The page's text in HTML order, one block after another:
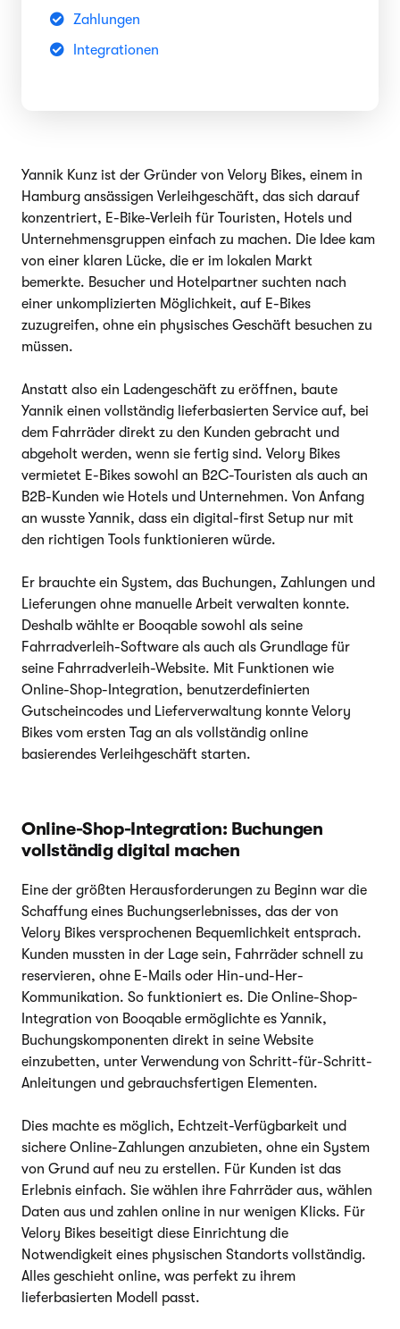
Zahlungen
Integrationen
Yannik Kunz ist der Gründer von Velory Bikes, einem in
Hamburg ansässigen Verleihgeschäft, das sich darauf
konzentriert, E-Bike-Verleih für Touristen, Hotels und
Unternehmensgruppen einfach zu machen. Die Idee kam
von einer klaren Lücke, die er im lokalen Markt
bemerkte. Besucher und Hotelpartner suchten nach
einer unkomplizierten Möglichkeit, auf E-Bikes
zuzugreifen, ohne ein physisches Geschäft besuchen zu
müssen.
Anstatt also ein Ladengeschäft zu eröffnen, baute
Yannik einen vollständig lieferbasierten Service auf, bei
dem Fahrräder direkt zu den Kunden gebracht und
abgeholt werden, wenn sie fertig sind. Velory Bikes
vermietet E-Bikes sowohl an B2C-Touristen als auch an
B2B-Kunden wie Hotels und Unternehmen. Von Anfang
an wusste Yannik, dass ein digital-first Setup nur mit
den richtigen Tools funktionieren würde.
Er brauchte ein System, das Buchungen, Zahlungen und
Lieferungen ohne manuelle Arbeit verwalten konnte.
Deshalb wählte er Booqable sowohl als seine
Fahrradverleih-Software als auch als Grundlage für
seine Fahrradverleih-Website. Mit Funktionen wie
Online-Shop-Integration, benutzerdefinierten
Gutscheincodes und Lieferverwaltung konnte Velory
Bikes vom ersten Tag an als vollständig online
basierendes Verleihgeschäft starten.
Online-Shop-Integration: Buchungen
vollständig digital machen
Eine der größten Herausforderungen zu Beginn war die
Schaffung eines Buchungserlebnisses, das der von
Velory Bikes versprochenen Bequemlichkeit entsprach.
Kunden mussten in der Lage sein, Fahrräder schnell zu
reservieren, ohne E-Mails oder Hin-und-Her-
Kommunikation. So funktioniert es. Die Online-Shop-
Integration von Booqable ermöglichte es Yannik,
Buchungskomponenten direkt in seine Website
einzubetten, unter Verwendung von Schritt-für-Schritt-
Anleitungen und gebrauchsfertigen Elementen.
Dies machte es möglich, Echtzeit-Verfügbarkeit und
sichere Online-Zahlungen anzubieten, ohne ein System
von Grund auf neu zu erstellen. Für Kunden ist das
Erlebnis einfach. Sie wählen ihre Fahrräder aus, wählen
Daten aus und zahlen online in nur wenigen Klicks. Für
Velory Bikes beseitigt diese Einrichtung die
Notwendigkeit eines physischen Standorts vollständig.
Alles geschieht online, was perfekt zu ihrem
lieferbasierten Modell passt.